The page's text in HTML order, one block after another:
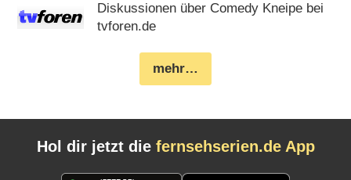
Diskussionen über Comedy Kneipe bei
tvforen.de
mehr…
Hol dir jetzt die fernsehserien.de App